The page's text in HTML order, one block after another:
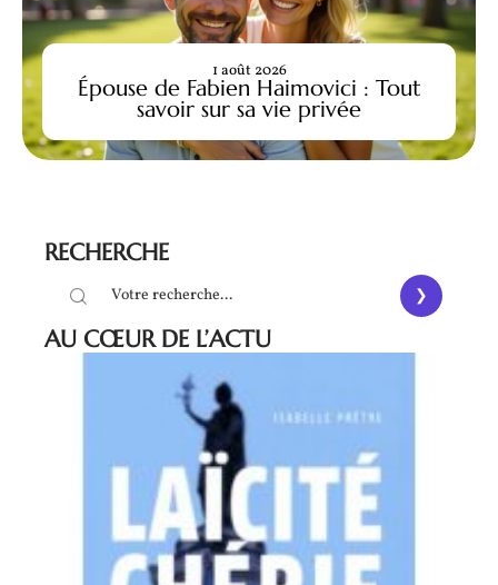
Épouse de Fabien Haimovici : Tout
savoir sur sa vie privée
1 août 2026
RECHERCHE
AU CŒUR DE L’ACTU